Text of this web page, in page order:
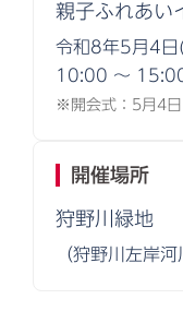
親子ふれあい
令和8年5月4日
10:00 〜
※開会式：5月4
開催場所
狩野川緑地
（狩野川左岸